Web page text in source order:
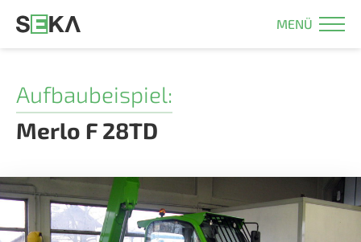
MENÜ
Aufbaubeispiel:
Merlo F 28TD